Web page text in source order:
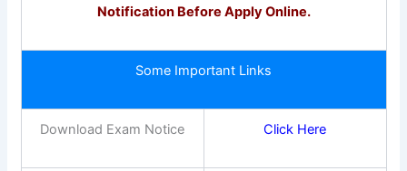
Notification Before Apply Online.
Some Important Links
Download Exam Notice Click Here